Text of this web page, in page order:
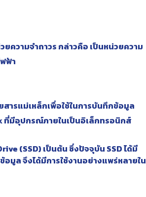
วามจำถาวร กล่าวคือ เป็นหน่วยความ
ฟ้า
ารแม่เหล็กเพื่อใช้ในการบันทึกข้อมูล
ที่มีอุปกรณ์ภายในเป็นอิเล็กทรอนิกส์
(SSD) เป็นต้น ซึ่งปัจจุบัน SSD ได้มี
มูล จึงได้มีการใช้งานอย่างแพร่หลายใน